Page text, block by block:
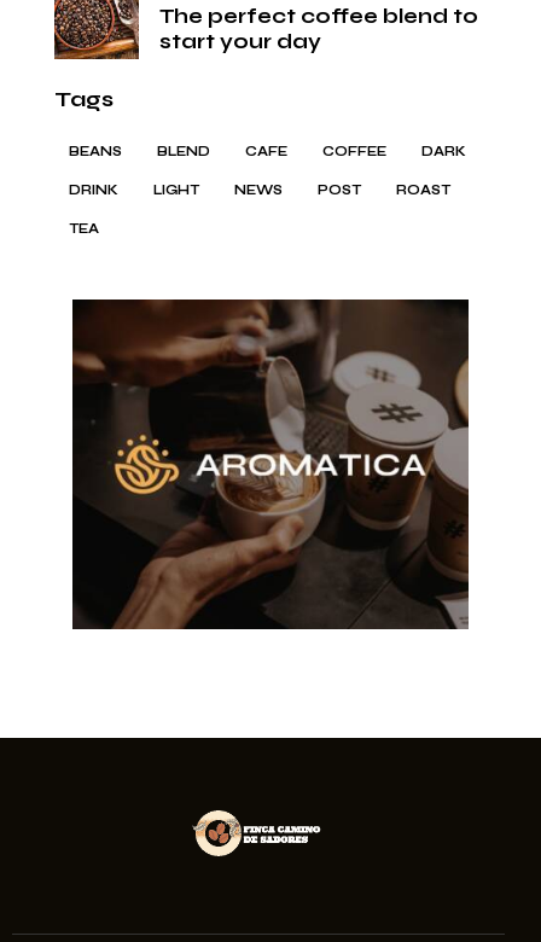
The perfect coffee blend to
start your day
Tags
BEANS BLEND CAFE COFFEE DARK
DRINK LIGHT NEWS POST ROAST
TEA